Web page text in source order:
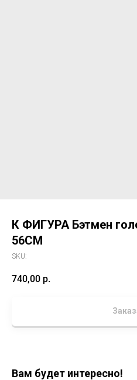
К ФИГУРА Бэтмен
56CM
SKU:
740,00 р.
Вам будет интересно!